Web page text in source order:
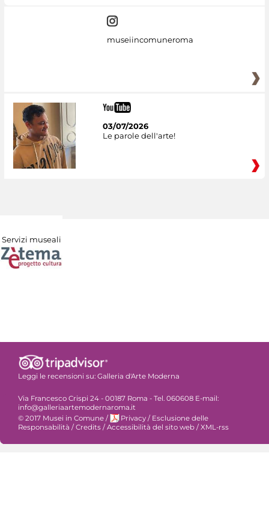
museiincomuneroma
03/07/2026
Le parole dell'arte!
Servizi museali
Leggi le recensioni su: Galleria d'Arte Moderna
Via Francesco Crispi 24 - 00187 Roma - Tel. 060608 E-mail:
info@galleriaartemodernaroma.it
© 2017 Musei in Comune / Privacy / Esclusione delle
Responsabilità /Credits /Accessibilità del sito web /XML-rss